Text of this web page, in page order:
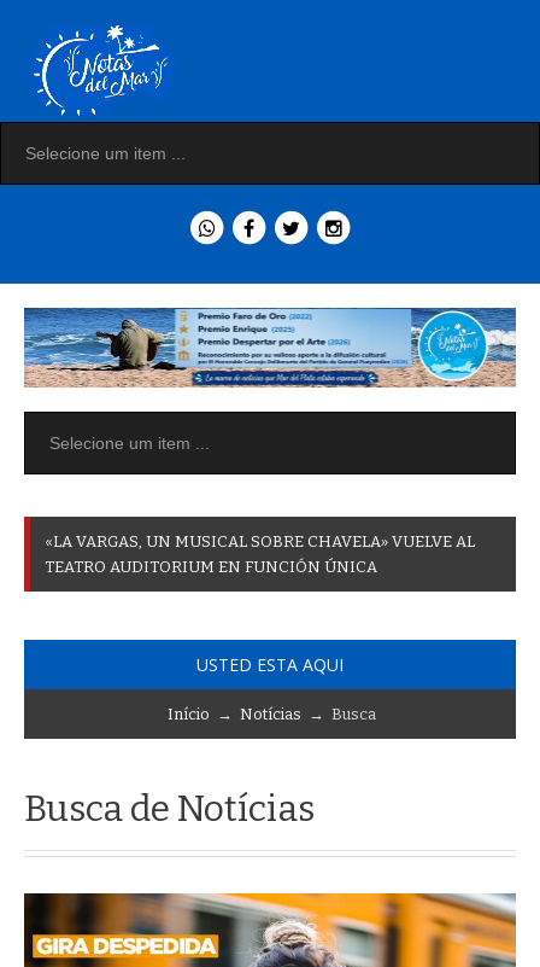
«LA VARGAS UN MUSICAL SOBRE CHAVELA» VUELVE AL
TEATRO AUDITORIUM EN FUNCIÓN ÚNICA
USTED ESTA AQUI
Início → Notícias → Busca
Busca de Notícias